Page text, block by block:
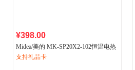
¥398.00
Midea/美的 MK-SP20X2-102恒温电热
水瓶家用电烧水壶保温一体玻璃
支持礼品卡